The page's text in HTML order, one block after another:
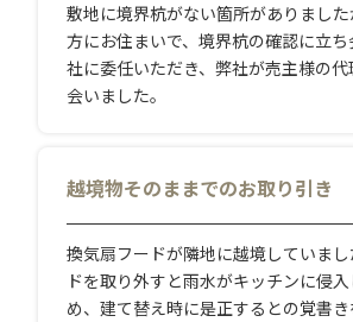
敷地に境界杭がない箇所がありまし
方にお住まいで、境界杭の確認に立
社に委任いただき、弊社が売主様の
会いました。
越境物そのままでのお取り引き
換気扇フードが隣地に越境していま
ドを取り外すと雨水がキッチンに侵
め、建て替え時に是正するとの覚書